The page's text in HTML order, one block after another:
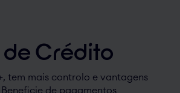
Crédito
tem mais controlo e vantagens
de pagamentos